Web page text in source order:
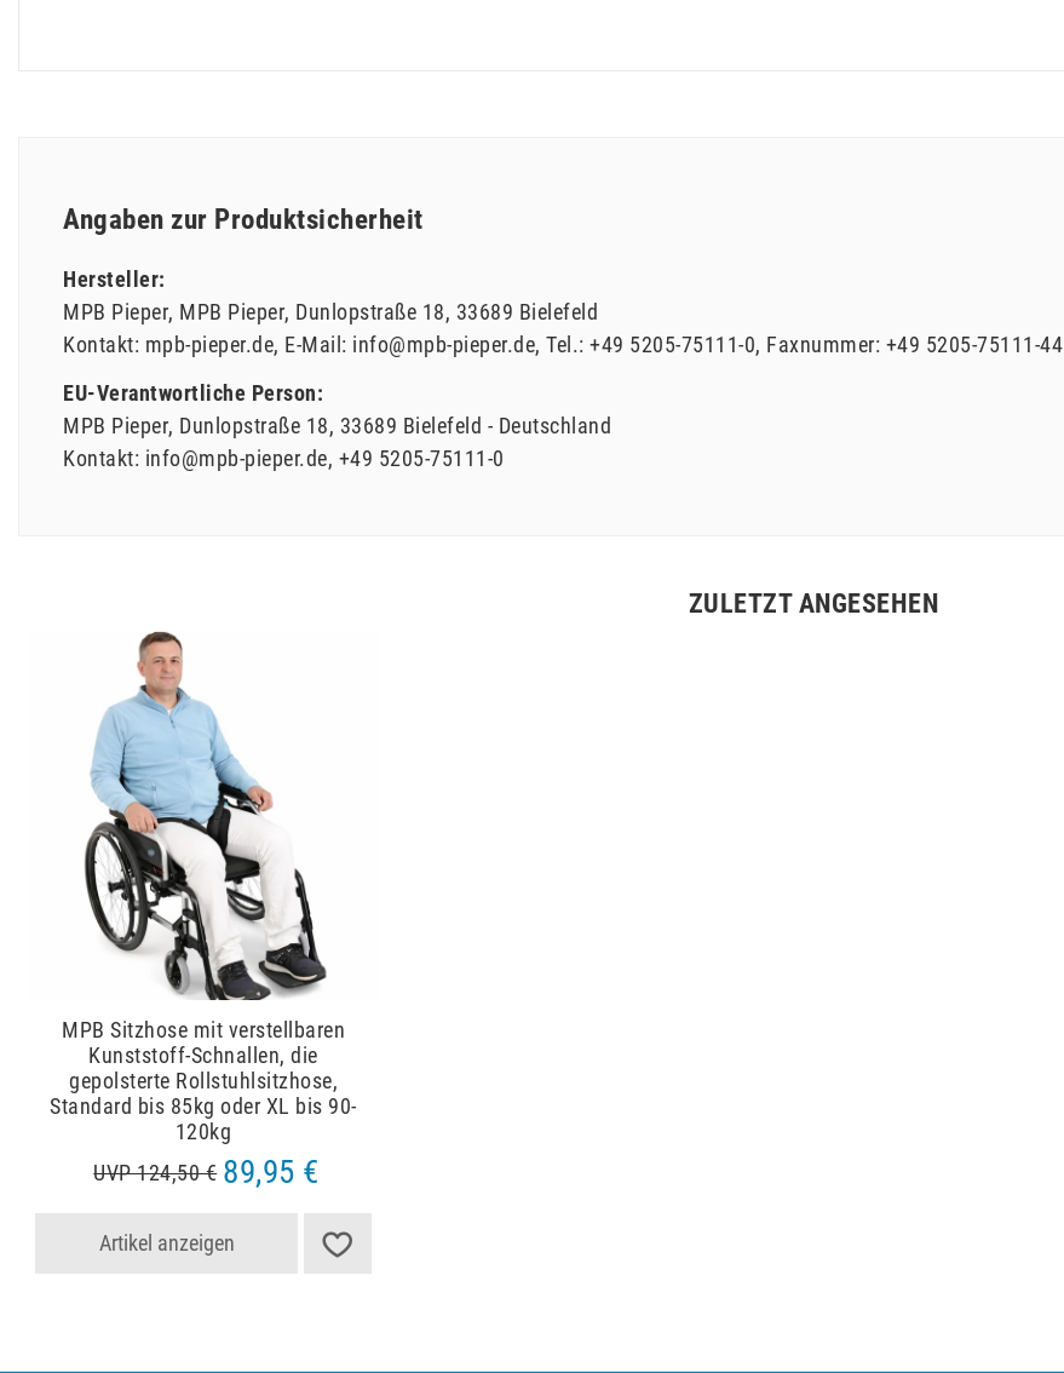
Angaben zur Produktsicherheit
Hersteller:
MPB Pieper MPB Pieper Dunlopstraße 18 33689 Bielefeld
Kontakt: mpb-pieper.de E-Mail: info@mpb-pieper.de Tel.: +49 5205-75111-0 Faxnummer: +49 5205-75111-44
EU-Verantwortliche Person:
MPB Pieper Dunlopstraße 18 33689 Bielefeld
Deutschland
Kontakt: info@mpb-pieper.de +49 5205-75111-0
ZULETZT ANGESEHEN
MPB Sitzhose mit verstellbaren
Kunststoff-Schnallen, die
gepolsterte Rollstuhlsitzhose,
Standard bis 85kg oder XL bis 90-
120kg
UVP 124,50 € 89,95 €
Artikel anzeigen